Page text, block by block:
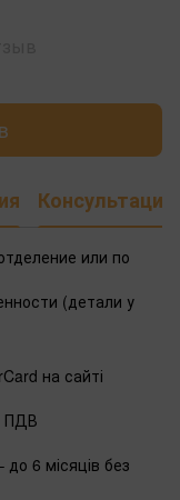
Консультация
или по
(детали у
на сайті
ПДВ
6 місяців без